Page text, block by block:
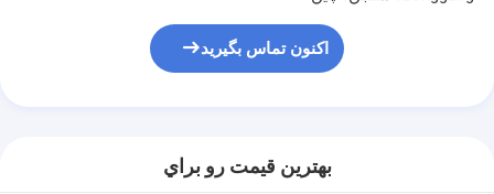
اکنون تماس بگیرید
بهترين قيمت رو براي